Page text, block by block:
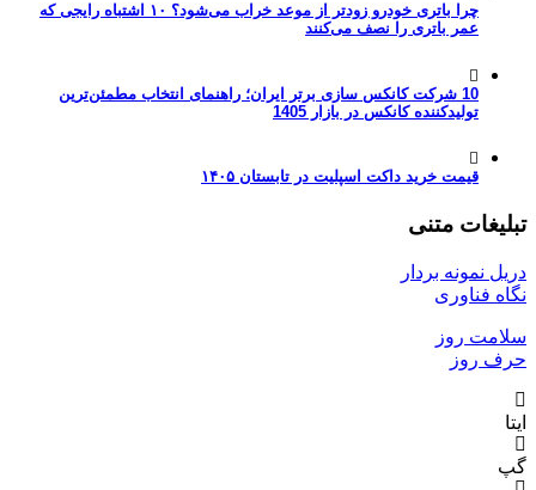
چرا باتری خودرو زودتر از موعد خراب می‌شود؟ ۱۰ اشتباه رایجی که
عمر باتری را نصف می‌کنند
10 شرکت کانکس سازی برتر ایران؛ راهنمای انتخاب مطمئن‌ترین
تولیدکننده کانکس در بازار 1405
قیمت خرید داکت اسپلیت در تابستان ۱۴۰۵
تبلیغات متنی
دریل نمونه بردار
نگاه فناوری
سلامت روز
حرف روز
ایتا
گپ